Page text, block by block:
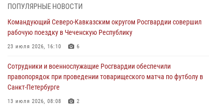
06 августа 2026, 12:35 1
Росгвардейцы провели выставку вооружения для участников сбора
«Гвардеец» в Пензе (видео)
06 августа 2026, 12:00
В Курске росгвардейцы приняли участие в митинге, посвященном
второй годовщине вторжения ВСУ на территорию области
06 августа 2026, 11:56
ПОПУЛЯРНЫЕ НОВОСТИ
Командующий Северо-Кавказским округом Росгвардии совершил
рабочую поездку в Чеченскую Республику
23 июля 2026, 16:10 6
Сотрудники и военнослужащие Росгвардии обеспечили
правопорядок при проведении товарищеского матча по футболу в
Санкт-Петербурге
13 июля 2026, 08:08 2